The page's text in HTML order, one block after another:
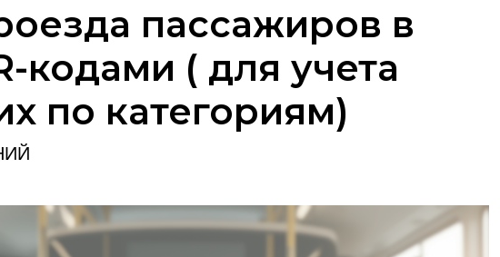
пассажиров в
кодами ( для учета
по категориям)